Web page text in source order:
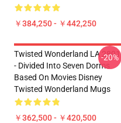
￥384,250 - ￥442,250
Twisted Wonderland LA 2801
- Divided Into Seven Dorms
Based On Movies Disney
Twisted Wonderland Mugs
￥362,500 - ￥420,500
-20%